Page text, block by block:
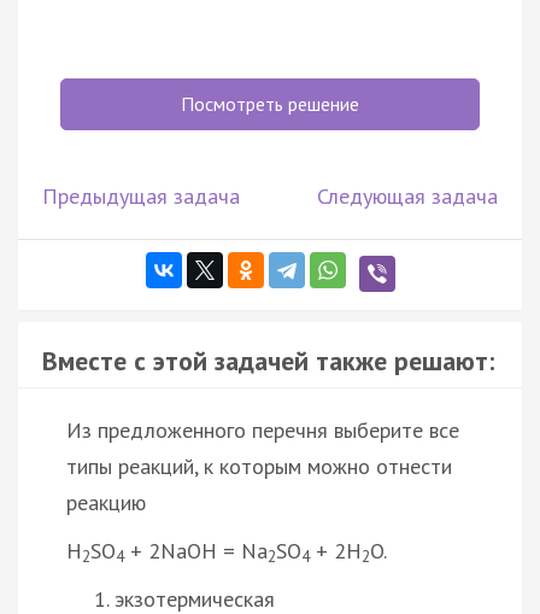
Посмотреть решение
Предыдущая задача Следующая задача
Вместе с этой задачей также решают:
Из предложенного перечня выберите все
типы реакций, к которым можно отнести
реакцию
H2SO4+ 2NaOH = Na2SO4+ 2H2O.
экзотермическая